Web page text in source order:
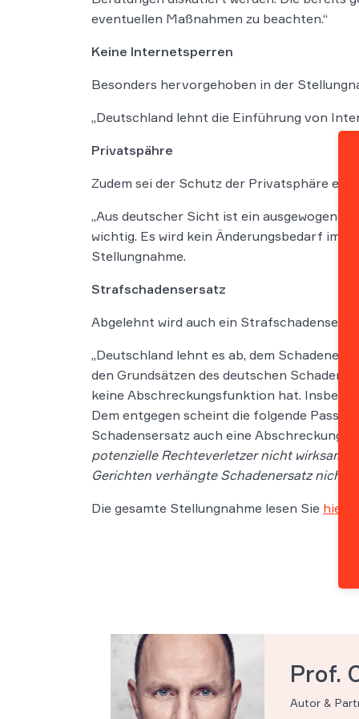
eventuellen Maßnahmen zu beachten.“
Keine Internetsperren
Besonders hervorgehoben in der
„Deutschland lehnt die Einführung von
Privatspähre
Zudem sei der Schutz der Privatsphäre
„Aus deutscher Sicht ist ein
wichtig. Es wird kein Änderungsbedarf im
Stellungnahme.
Strafschadensersatz
Abgelehnt wird auch ein
„Deutschland lehnt es ab, dem
den Grundsätzen des deutschen
keine Abschreckungsfunktion hat.
Dem entgegen scheint die folgende
Schadensersatz auch eine
potenzielle Rechteverletzer nicht wirksam
Gerichten verhängte Schadenersatz nicht
Die gesamte Stellungnahme lesen Sie hier
Prof.
Autor &